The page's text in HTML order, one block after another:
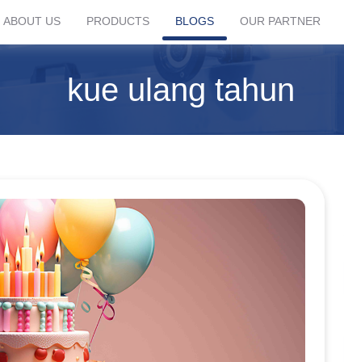
ABOUT US PRODUCTS BLOGS OUR PARTNER
kue ulang tahun